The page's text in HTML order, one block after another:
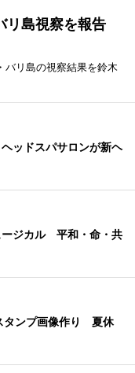
リ島視察を報告
バリ島の視察結果を鈴木
ッドスパサロンが新ヘ
ージカル 平和・命・共
タンプ画像作り 夏休